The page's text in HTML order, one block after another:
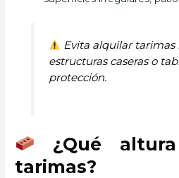
Evita alquilar tarimas
estructuras caseras o
protección.
¿Qué
tarimas?